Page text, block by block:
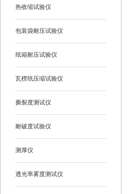
热收缩试验仪
包装袋耐压试验仪
纸箱耐压试验仪
瓦楞纸压缩试验仪
撕裂度测试仪
耐破度试验仪
测厚仪
透光率雾度测试仪